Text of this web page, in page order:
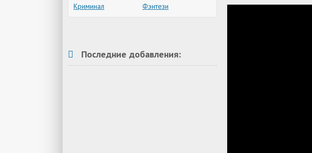
Криминал
Фэнтези
Последние добавления: